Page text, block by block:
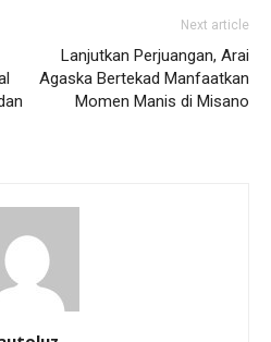
Next article
Lanjutkan Perjuangan, Arai
Agaska Bertekad Manfaatkan
Momen Manis di Misano